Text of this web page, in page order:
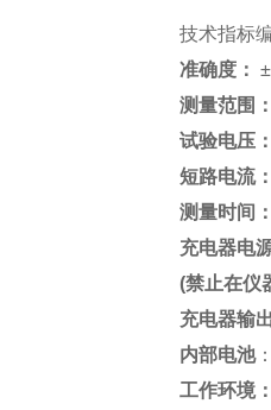
技术指标
准确度：
测量范围
试验电压
短路电流
测量时间
充电器电
(禁止在仪
充电器输
内部电池
工作环境